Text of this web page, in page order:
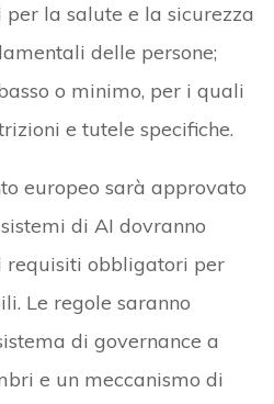
la salute e la sicurezza
delle persone;
o minimo, per i quali
e tutele specifiche.
europeo sarà approvato
di AI dovranno
requisiti obbligatori per
Le regole saranno
di governance a
e un meccanismo di